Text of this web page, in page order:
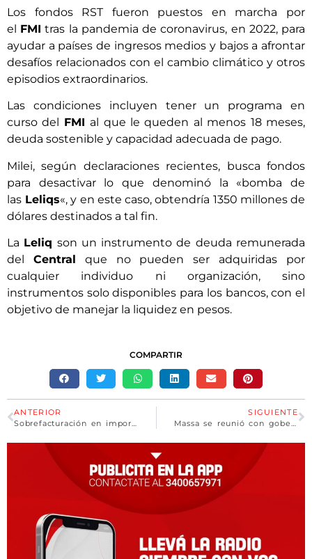
Los fondos RST fueron puestos en marcha por
el FMI tras la pandemia de coronavirus, en 2022, para
ayudar a países de ingresos medios y bajos a afrontar
desafíos relacionados con el cambio climático y otros
episodios extraordinarios.
Las condiciones incluyen tener un programa en
curso del FMI al que le queden al menos 18 meses,
deuda sostenible y capacidad adecuada de pago.
Milei, según declaraciones recientes, busca fondos
para desactivar lo que denominó la «bomba de
las Leliqs«, y en este caso, obtendría 1350 millones de
dólares destinados a tal fin.
La Leliq son un instrumento de deuda remunerada
del Central que no pueden ser adquiridas por
cualquier individuo ni organización, sino
instrumentos solo disponibles para los bancos, con el
objetivo de manejar la liquidez en pesos.
COMPARTIR
ANTERIOR
Sobrefacturación en importaciones de soja
SIGUIENTE
Massa se reunió con gobernadores para avanzar en el pago de sueldos y aguinaldos